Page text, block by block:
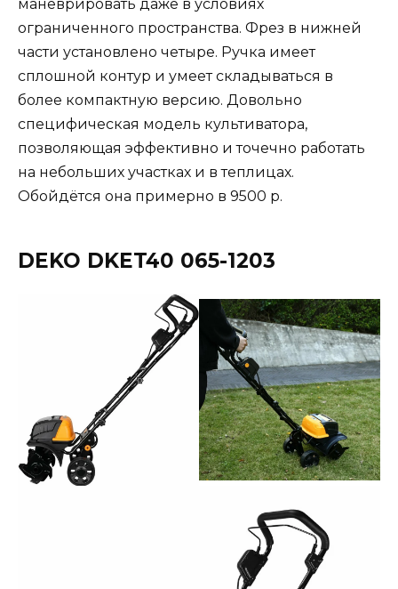
маневрировать даже в условиях
ограниченного пространства. Фрез в нижней
части установлено четыре. Ручка имеет
сплошной контур и умеет складываться в
более компактную версию. Довольно
специфическая модель культиватора,
позволяющая эффективно и точечно работать
на небольших участках и в теплицах.
Обойдётся она примерно в 9500 р.
DEKO DKET40 065-1203